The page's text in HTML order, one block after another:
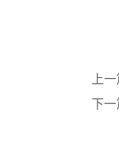
上
下一